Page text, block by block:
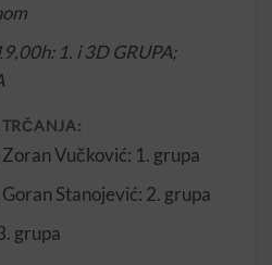
1. i 3D GRUPA;
Vučković: 1. grupa
Stanojević: 2. grupa
grupa